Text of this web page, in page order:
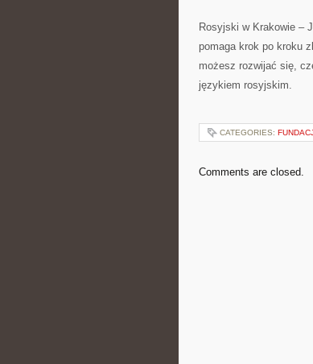
Rosyjski w Krakowie –
pomaga krok po kroku
możesz rozwijać się,
językiem rosyjskim.
CATEGORIES:
Comments are closed.